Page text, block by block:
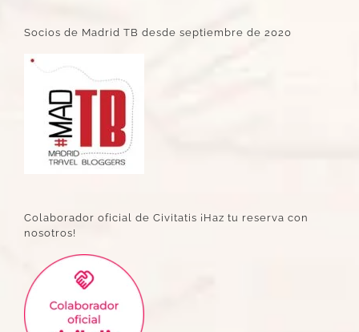
Socios de Madrid TB desde septiembre de 2020
Colaborador oficial de Civitatis ¡Haz tu reserva con
nosotros!